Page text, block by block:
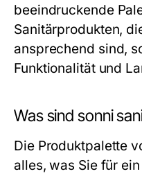
beeindruckende
Sanitärprodukten,
ansprechend sind,
Funktionalität und
Was sind sonni
Die Produktpalette
alles, was Sie für